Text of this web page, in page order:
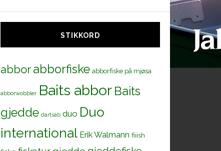
STIKKORD
abborabborfiske abborfiske på mjøsa
abborwobbler Baits abbor Baits
gjedde dartsab duo Duo
international Erik Walmann fiiish